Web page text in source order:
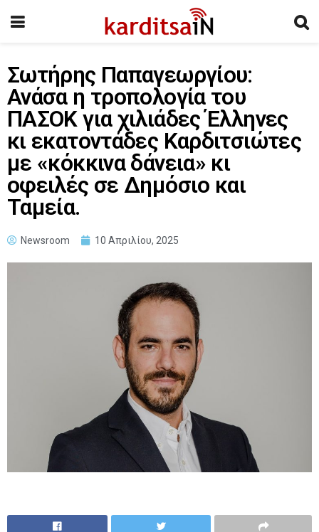
Σωτήρης Παπαγεωργίου:
Ανάσα η τροπολογία του
ΠΑΣΟΚ για χιλιάδες Έλληνες
κι εκατοντάδες Καρδιτσιώτες
με «κόκκινα δάνεια» κι
οφειλές σε Δημόσιο και
Ταμεία.
Newsroom 10 Απριλίου, 2025